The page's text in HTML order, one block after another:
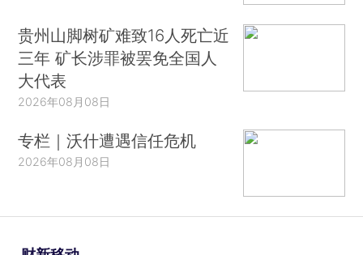
贵州山脚树矿难致16人死亡近
三年 矿长涉罪被罢免全国人
大代表
2026年08月08日
专栏｜沃什遭遇信任危机
2026年08月08日